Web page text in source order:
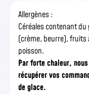
Allergènes :
Céréales contenant
(crème, beurre), fruits
poisson.
Par forte chaleur,
récupérer vos
de glace.